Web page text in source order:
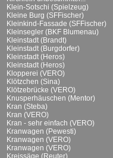
Klein-Sotschi (Spielzeug)
Kleine Burg (SFFischer)
Kleinkind-Fassade (SFFischer)
Kleinsegler (BKF Blumenau)
Kleinstadt (Brandt)
Kleinstadt (Burgdorfer)
Kleinstadt (Heros)
Kleinstadt (Heros)
Klopperei (VERO)
Klötzchen (Sina)
Klötzebrücke (VERO)
Knusperhäuschen (Mentor)
Kran (Steba)
Kran (VERO)
Kran - sehr einfach (VERO)
Kranwagen (Pewesti)
Kranwagen (VERO)
Kranwagen (VERO)
Kreissäge (Reuter)